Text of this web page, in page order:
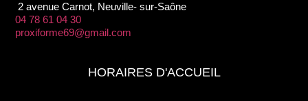
2 avenue Carnot, Neuville- sur-Saône
04 78 61 04 30
proxiforme69@gmail.com
HORAIRES D'ACCUEIL